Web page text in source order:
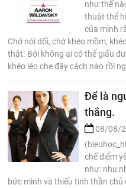
như thế
thuật thể
của mình
Chớ nói dối, chớ khéo mồm,
thật. Bởi không ai có thể giấu
khéo léo che đậy cách nào rồi
Để là
thắng.
08/08/
chế điểm
như: nhu
bức mình và thiếu tinh thần